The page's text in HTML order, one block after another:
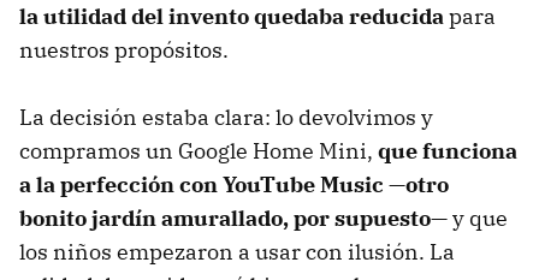
la utilidad del invento quedaba reducidapara
nuestros propósitos.
La decisión estaba clara: lo devolvimos y
compramos un Google Home Mini, que funciona
a la perfección con YouTube Music —otro
bonito jardín amurallado, por supuesto—y que
los niños empezaron a usar con ilusión. La